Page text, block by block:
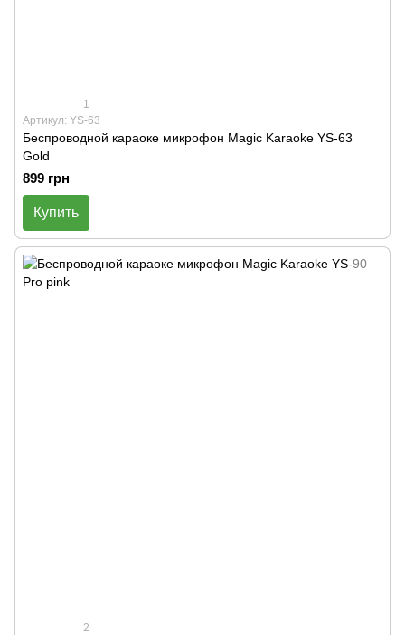
1
Артикул: YS-63
Беспроводной караоке микрофон Magic Karaoke YS-63
Gold
899 грн
Купить
2